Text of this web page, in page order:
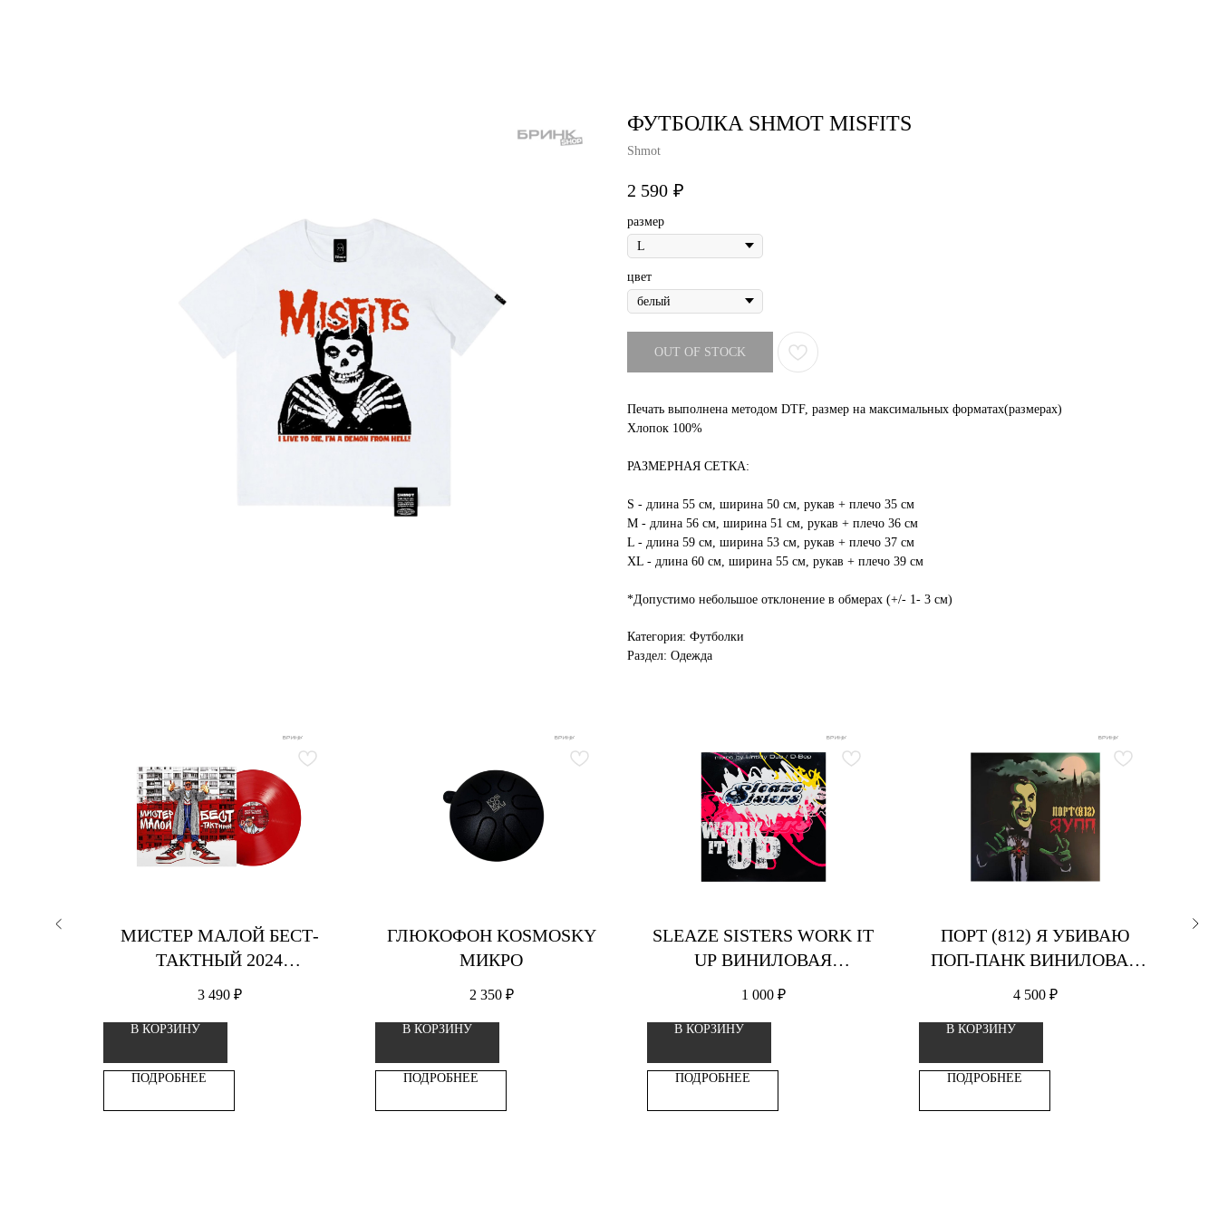
ФУТБОЛКА SHMOT MISFITS
Shmot
2 590 ₽
размер
цвет
OUT OF STOCK
Печать выполнена методом DTF, размер на максимальных форматах(размерах)
Хлопок 100%
РАЗМЕРНАЯ СЕТКА:
S - длина 55 см, ширина 50 см, рукав + плечо 35 см
M - длина 56 см, ширина 51 см, рукав + плечо 36 см
L - длина 59 см, ширина 53 см, рукав + плечо 37 см
XL - длина 60 см, ширина 55 см, рукав + плечо 39 см
*Допустимо небольшое отклонение в обмерах (+/- 1- 3 см)
Категория: Футболки
Раздел: Одежда
МИСТЕР МАЛОЙ БЕСТ-
ТАКТНЫЙ 2024
ВИНИЛОВАЯ ПЛАСТИНКА
3 490 ₽
В КОРЗИНУ
ПОДРОБНЕЕ
ГЛЮКОФОН KOSMOSKY
МИКРО
2 350 ₽
В КОРЗИНУ
ПОДРОБНЕЕ
SLEAZE SISTERS WORK IT
UP ВИНИЛОВАЯ
ПЛАСТИНКА
1 000 ₽
В КОРЗИНУ
ПОДРОБНЕЕ
ПОРТ (812) Я УБИВАЮ
ПОП-ПАНК ВИНИЛОВАЯ
ПЛАСТИНКА
4 500 ₽
В КОРЗИНУ
ПОДРОБНЕЕ